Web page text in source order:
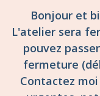
Bonjour et
L'atelier sera
pouvez
fermeture
Contactez